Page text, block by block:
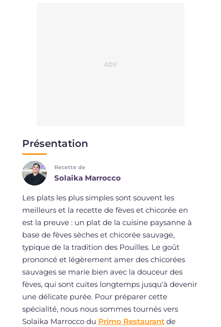
Présentation
Recette de
Solaika Marrocco
Les plats les plus simples sont souvent les
meilleurs et la recette de fèves et chicorée en
est la preuve : un plat de la cuisine paysanne à
base de fèves sèches et chicorée sauvage,
typique de la tradition des Pouilles. Le goût
prononcé et légèrement amer des chicorées
sauvages se marie bien avec la douceur des
fèves, qui sont cuites longtemps jusqu'à devenir
une délicate purée. Pour préparer cette
spécialité, nous nous sommes tournés vers
Solaika Marrocco du Primo Restaurantde